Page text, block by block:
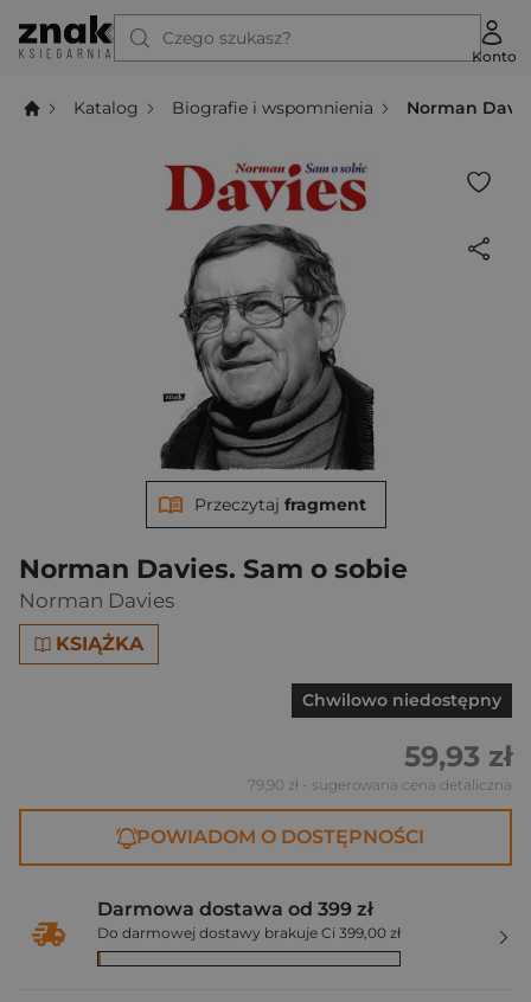
Czego szukasz?
Konto
Katalog Biografie i wspomnienia Norman
Norman Davies. Sam o sobie
Norman Davies
KSIĄŻKA
Przeczytaj fragment
Chwilowo niedostępny
59,93 zł
79,90 zł - sugerowana cena detaliczna
POWIADOM O DOSTĘPNOŚCI
Darmowa dostawa od 399 zł
Do darmowej dostawy brakuje Ci 399,00 zł